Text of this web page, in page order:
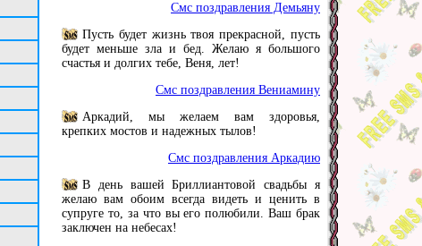
Смс поздравления Демьяну
Пусть будет жизнь твоя прекрасной, пусть
будет меньше зла и бед. Желаю я большого
счастья и долгих тебе, Веня, лет!
Смс поздравления Вениамину
Аркадий, мы желаем вам здоровья,
крепких мостов и надежных тылов!
Смс поздравления Аркадию
В день вашей Бриллиантовой свадьбы я
желаю вам обоим всегда видеть и ценить в
супруге то, за что вы его полюбили. Ваш брак
заключен на небесах!